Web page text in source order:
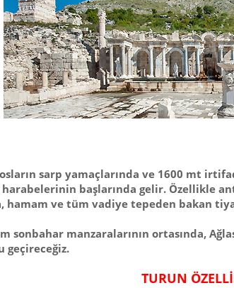
sarp yamaçlarında ve 1600 mt
başlarında gelir. Özellikle
hamam ve tüm vadiye tepeden bakan
sonbahar manzaralarının ortasında,
TURUN